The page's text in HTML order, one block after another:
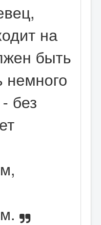
на
быть
немного
без